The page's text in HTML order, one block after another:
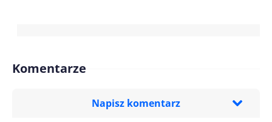
Komentarze
Napisz komentarz